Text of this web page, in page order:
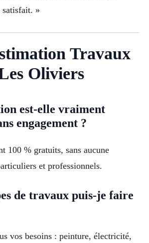
satisfait. »
Travaux
Oliviers
est-elle vraiment
engagement ?
100 % gratuits, sans aucune
et professionnels.
de travaux puis-je faire
vos besoins : peinture, électricité,